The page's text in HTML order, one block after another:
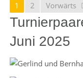
1 2 Vorwärts
Juni 2025